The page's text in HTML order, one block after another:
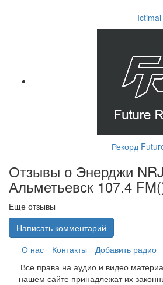
Ictimai
Рекорд
Отзывы о Энерджи
Альметьевск 107.4 FM(
Еще отзывы
Написать комментарий
О нас
Контакты Добавить радио
Все права на аудио и видео
нашем сайте принадлежат их